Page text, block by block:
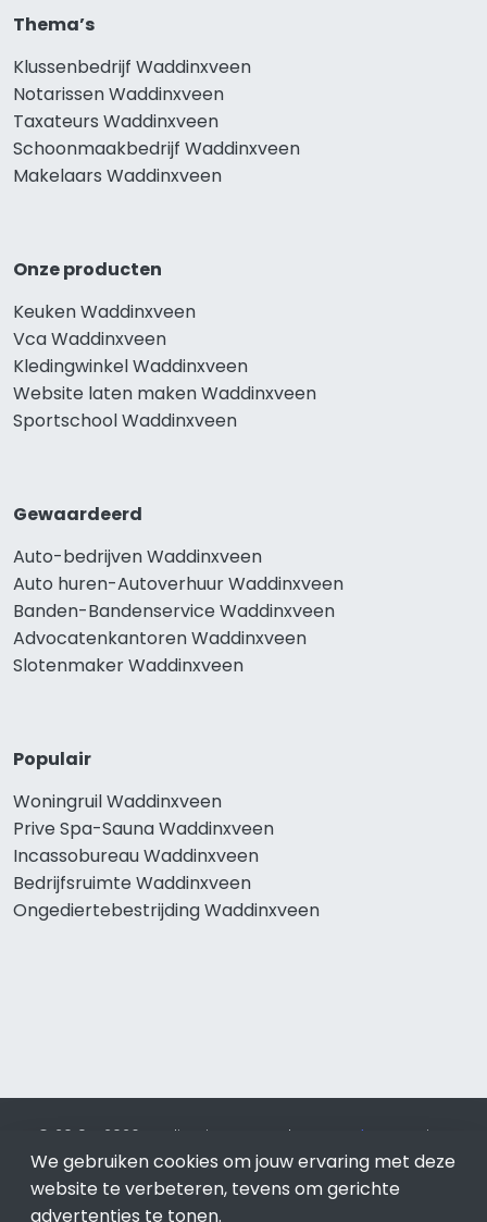
Thema’s
Klussenbedrijf Waddinxveen
Notarissen Waddinxveen
Taxateurs Waddinxveen
Schoonmaakbedrijf Waddinxveen
Makelaars Waddinxveen
Onze producten
Keuken Waddinxveen
Vca Waddinxveen
Kledingwinkel Waddinxveen
Website laten maken Waddinxveen
Sportschool Waddinxveen
Gewaardeerd
Auto-bedrijven Waddinxveen
Auto huren-Autoverhuur Waddinxveen
Banden-Bandenservice Waddinxveen
Advocatenkantoren Waddinxveen
Slotenmaker Waddinxveen
Populair
Woningruil Waddinxveen
Prive Spa-Sauna Waddinxveen
Incassobureau Waddinxveen
Bedrijfsruimte Waddinxveen
Ongediertebestrijding Waddinxveen
© 2019 - 2026 Realisatie en SEO door SEO-bureau
Lion
Internet. Betaal alleen voor bewezen resultaten?SEO
optimalisatie No Cure No Pay.Waddinxveenis onderdeel
van Lion Internet.
We gebruiken cookies om jouw ervaring met deze
website te verbeteren, tevens om gerichte
advertenties te tonen.